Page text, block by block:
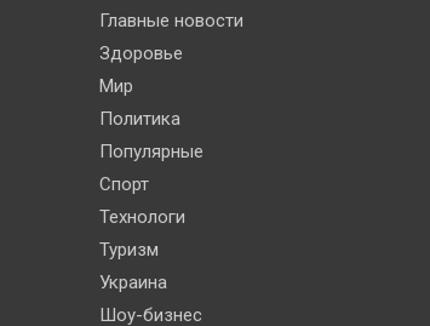
Главные новости
Здоровье
Мир
Политика
Популярные
Спорт
Технологи
Туризм
Украина
Шоу-бизнес